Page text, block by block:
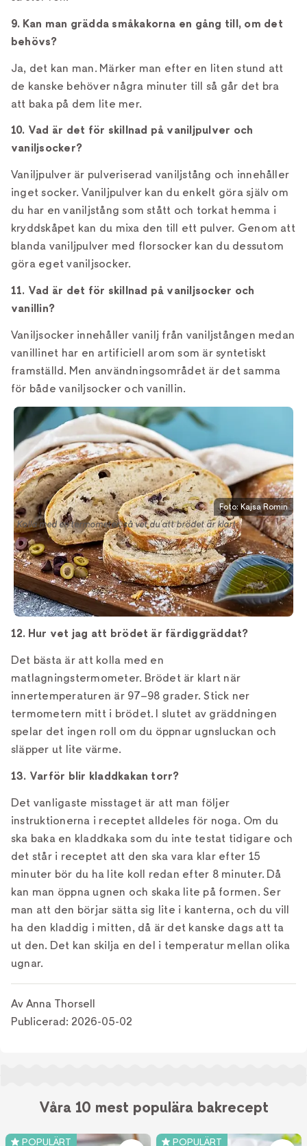
9. Kan man grädda småkakorna en gång till, om det
behövs?
Ja, det kan man. Märker man efter en liten stund att
de kanske behöver några minuter till så går det bra
att baka på dem lite mer.
10. Vad är det för skillnad på vaniljpulver och
vaniljsocker?
Vaniljpulver är pulveriserad vaniljstång och innehåller
inget socker. Vaniljpulver kan du enkelt göra själv om
du har en vaniljstång som stått och torkat hemma i
kryddskåpet kan du mixa den till ett pulver. Genom att
blanda vaniljpulver med florsocker kan du dessutom
göra eget vaniljsocker.
11. Vad är det för skillnad på vaniljsocker och
vanillin?
Vaniljsocker innehåller vanilj från vaniljstången medan
vanillinet har en artificiell arom som är syntetiskt
framställd. Men användningsområdet är det samma
för både vaniljsocker och vanillin.
Kolla med en termometer, så vet du att brödet är klart
Foto: Kajsa Romin
12. Hur vet jag att brödet är färdiggräddat?
Det bästa är att kolla med en
matlagningstermometer. Brödet är klart när
innertemperaturen är 97–98 grader. Stick ner
termometern mitt i brödet. I slutet av gräddningen
spelar det ingen roll om du öppnar ugnsluckan och
släpper ut lite värme.
13. Varför blir kladdkakan torr?
Det vanligaste misstaget är att man följer
instruktionerna i receptet alldeles för noga. Om du
ska baka en kladdkaka som du inte testat tidigare och
det står i receptet att den ska vara klar efter 15
minuter bör du ha lite koll redan efter 8 minuter. Då
kan man öppna ugnen och skaka lite på formen. Ser
man att den börjar sätta sig lite i kanterna, och du vill
ha den kladdig i mitten, då är det kanske dags att ta
ut den. Det kan skilja en del i temperatur mellan olika
ugnar.
Av Anna Thorsell
Publicerad: 2026-05-02
Våra 10 mest populära bakrecept
POPULÄRT POPULÄRT